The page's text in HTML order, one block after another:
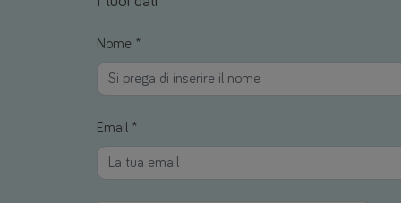
Nome *
Email *